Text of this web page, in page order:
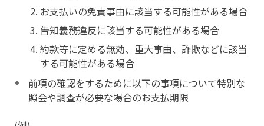
お支払いの免責事由に該当する可能性がある場合
告知義務違反に該当する可能性がある場合
約款等に定める無効、重大事由、詐欺などに該当
する可能性がある場合
前項の確認をするために以下の事項について特別な
照会や調査が必要な場合のお支払期限